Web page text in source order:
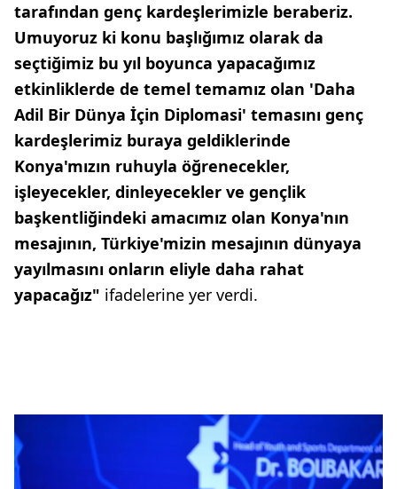
tarafından genç kardeşlerimizle beraberiz.
Umuyoruz ki konu başlığımız olarak da
seçtiğimiz bu yıl boyunca yapacağımız
etkinliklerde de temel temamız olan 'Daha
Adil Bir Dünya İçin Diplomasi' temasını genç
kardeşlerimiz buraya geldiklerinde
Konya'mızın ruhuyla öğrenecekler,
işleyecekler, dinleyecekler ve gençlik
başkentliğindeki amacımız olan Konya'nın
mesajının, Türkiye'mizin mesajının dünyaya
yayılmasını onların eliyle daha rahat
yapacağız" ifadelerine yer verdi.